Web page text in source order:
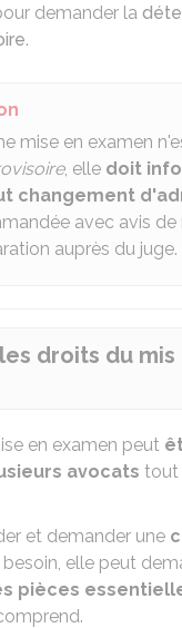
demander la
.
mise en examen
, elle doit
changement
avec avis de
auprès du juge.
droits du mis
en examen peut
avocats tout
et demander une
besoin, elle peut
pièces